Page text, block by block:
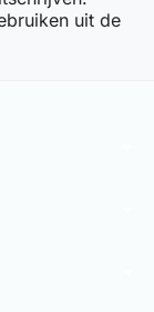
uit de